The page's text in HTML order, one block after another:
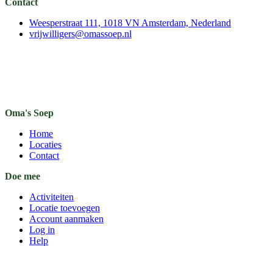
Contact
Weesperstraat 111, 1018 VN Amsterdam, Nederland
vrijwilligers@omassoep.nl
Oma's Soep
Home
Locaties
Contact
Doe mee
Activiteiten
Locatie toevoegen
Account aanmaken
Log in
Help